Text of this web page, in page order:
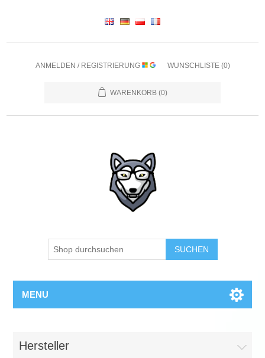
ANMELDEN / REGISTRIERUNG WUNSCHLISTE (0)
WARENKORB (0)
SUCHEN
MENU
Hersteller